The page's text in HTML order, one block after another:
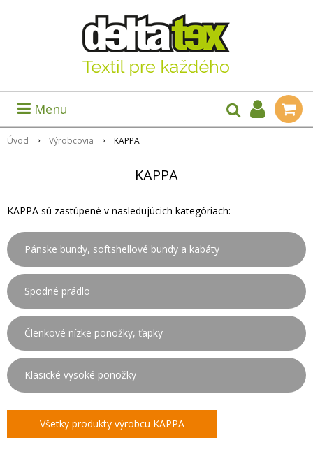
Menu
Úvod Výrobcovia KAPPA
KAPPA
KAPPA sú zastúpené v nasledujúcich kategóriach:
Pánske bundy, softshellové bundy a kabáty
Spodné prádlo
Členkové nízke ponožky, ťapky
Klasické vysoké ponožky
Všetky produkty výrobcu KAPPA